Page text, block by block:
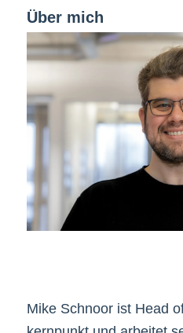
Über mich
Mike Schnoor ist Head